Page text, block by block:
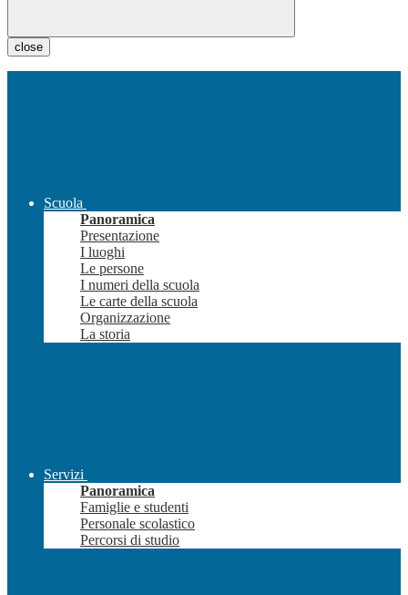
close
Scuola
Panoramica
Presentazione
I luoghi
Le persone
I numeri della scuola
Le carte della scuola
Organizzazione
La storia
Servizi
Panoramica
Famiglie e studenti
Personale scolastico
Percorsi di studio